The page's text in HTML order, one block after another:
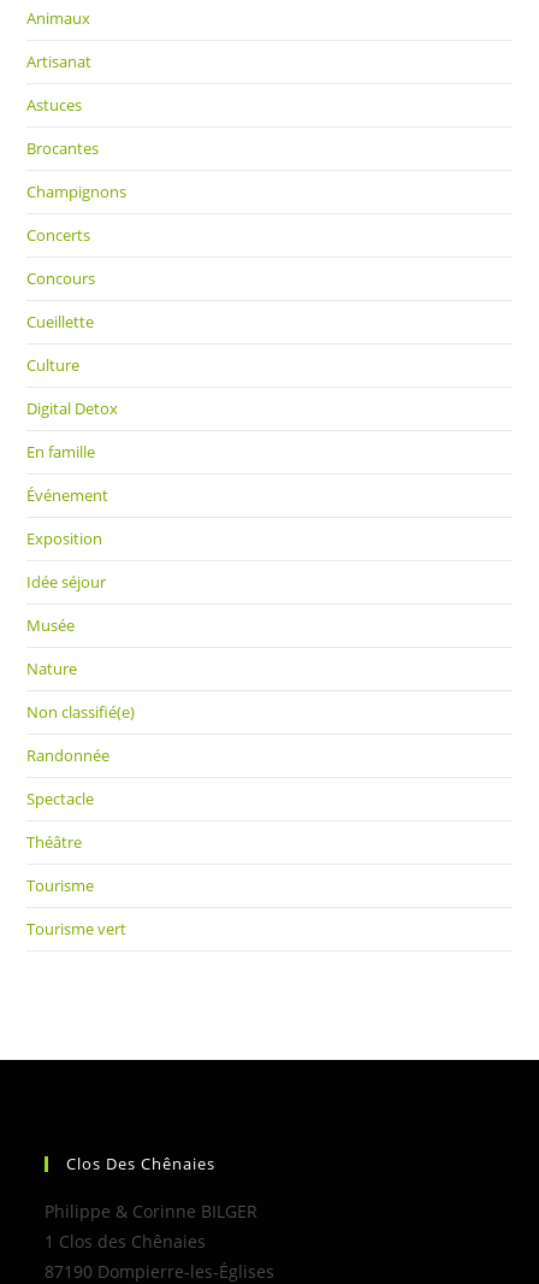
Animaux
Artisanat
Astuces
Brocantes
Champignons
Concerts
Concours
Cueillette
Culture
Digital Detox
En famille
Événement
Exposition
Idée séjour
Musée
Nature
Non classifié(e)
Randonnée
Spectacle
Théâtre
Tourisme
Tourisme vert
Clos Des Chênaies
Philippe & Corinne BILGER
1 Clos des Chênaies
87190 Dompierre-les-Églises